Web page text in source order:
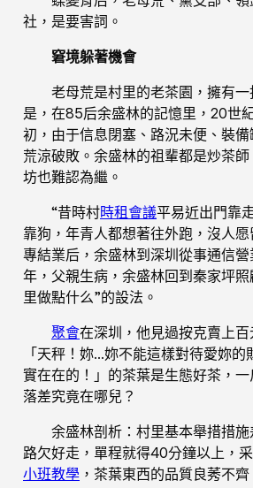
社，是要害詞。
窘境躲著機會
老母荒是村里的老茶園，擁有
是，在85后余盛林的記憶里，20世
初，由于信息閉塞、路況未便、裝
荒涼破敗。余盛林的祖輩都是炒茶
坊也難認為繼。
“昔時村時租會議平易近出門靠
靠狗，年青人都想著往外跑，沒人
專結業后，余盛林到深圳從事通信
年，父親生病，余盛林回到秦家坪
里做點什么”的設法。
聚會在深圳，他見過按克賣上
「天秤！妳…妳不能這樣對待愛妳
實在在的！」的茶葉是生態好茶，一
落差究竟在哪兒？
余盛林剖析：村里基本舉措措
路欠好走，單程就得40分鐘以上，
小班教學 ，茶葉東西的品質良莠不